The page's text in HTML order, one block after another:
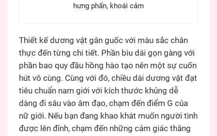
hưng phấn, khoái cảm
Thiết kế dương vật gân guốc với màu sắc chân
thực đến từng chi tiết. Phần bìu dái gọn gàng với
phần bao quy đầu hồng hào tạo nên một sự cuốn
hút vô cùng. Cùng với đó, chiều dài dương vật đạt
tiêu chuẩn nam giới với kích thước khủng dễ
dàng đi sâu vào âm đạo, chạm đến điểm G của
nữ giới. Nếu bạn đang khao khát muốn người tình
được lên đỉnh, chạm đến những cảm giác thăng